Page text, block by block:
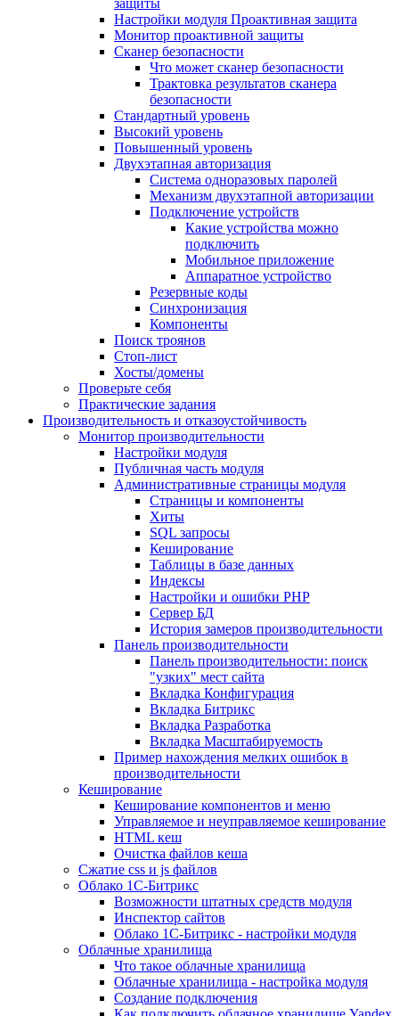
защиты
Настройки модуля Проактивная защита
Монитор проактивной защиты
Сканер безопасности
Что может сканер безопасности
Трактовка результатов сканера
безопасности
Стандартный уровень
Высокий уровень
Повышенный уровень
Двухэтапная авторизация
Система одноразовых паролей
Механизм двухэтапной авторизации
Подключение устройств
Какие устройства можно
подключить
Мобильное приложение
Аппаратное устройство
Резервные коды
Синхронизация
Компоненты
Поиск троянов
Стоп-лист
Хосты/домены
Проверьте себя
Практические задания
Производительность и отказоустойчивость
Монитор производительности
Настройки модуля
Публичная часть модуля
Административные страницы модуля
Страницы и компоненты
Хиты
SQL запросы
Кеширование
Таблицы в базе данных
Индексы
Настройки и ошибки PHP
Сервер БД
История замеров производительности
Панель производительности
Панель производительности: поиск
"узких" мест сайта
Вкладка Конфигурация
Вкладка Битрикс
Вкладка Разработка
Вкладка Масштабируемость
Пример нахождения мелких ошибок в
производительности
Кеширование
Кеширование компонентов и меню
Управляемое и неуправляемое кеширование
HTML кеш
Очистка файлов кеша
Сжатие css и js файлов
Облако 1С-Битрикс
Возможности штатных средств модуля
Инспектор сайтов
Облако 1С-Битрикс - настройки модуля
Облачные хранилища
Что такое облачные хранилища
Облачные хранилища - настройка модуля
Создание подключения